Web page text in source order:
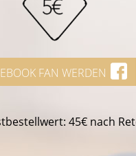
FAN WERDEN
45€ nach